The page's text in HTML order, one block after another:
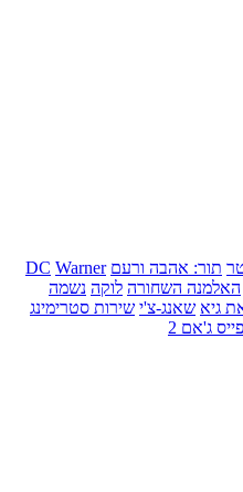
תור: אהבה ורעם DC Warner
האלמנה השחורה לוקה נשמה
גיא שאנג-צ'י שירות סטרימינג
ג'אם 2